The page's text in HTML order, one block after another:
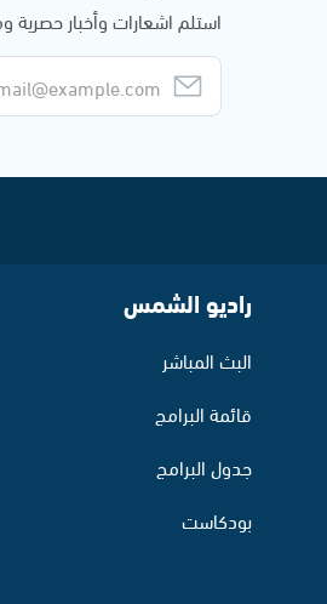
استلم اشعارات وأخبار
راديو الشمس
البث المباشر
قائمة البرامج
جدول البرامج
بودكاست